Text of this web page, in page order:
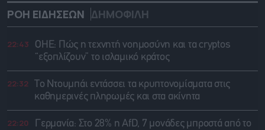
ΡΟΗ ΕΙΔΗΣΕΩΝ ΔΗΜΟΦΙΛΗ
22:43
ΟΗΕ: Πώς η τεχνητή νοημοσύνη και τα cryptos
“εξοπλίζουν” το ισλαμικό κράτος
22:32
Το Ντουμπάι εντάσσει τα κρυπτονομίσματα στις
καθημερινές πληρωμές και στα ακίνητα
22:20
Γερμανία: Στο 28% η AfD, 7 μονάδες μπροστά από το